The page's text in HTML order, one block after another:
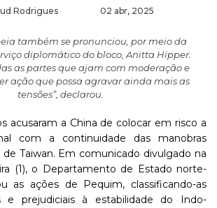
Rodrigues 02 abr, 2025
também se pronunciou, por meio da
diplomático do bloco, Anitta Hipper.
as partes que ajam com moderação e
ação que possa agravar ainda mais as
tensões”, declarou.
acusaram a China de colocar em risco a
com a continuidade das manobras
Taiwan. Em comunicado divulgado na
(1), o Departamento de Estado norte-
as ações de Pequim, classificando-as
e prejudiciais à estabilidade do Indo-